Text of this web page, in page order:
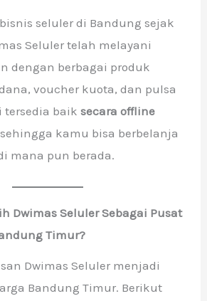
seluler di Bandung sejak
Seluler telah melayani
dengan berbagai produk
voucher kuota, dan pulsa
tersedia baiksecara offline
kamu bisa berbelanja
mana pun berada.
Dwimas Seluler Sebagai Pusat
Timur?
Dwimas Seluler menjadi
Bandung Timur. Berikut